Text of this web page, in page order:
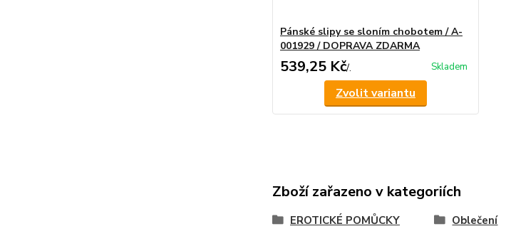
Pánské slipy se sloním chobotem / A-
001929 / DOPRAVA ZDARMA
539,25 Kč/. Skladem
Zvolit variantu
Zboží zařazeno v kategoriích
EROTICKÉ POMŮCKY Oblečení